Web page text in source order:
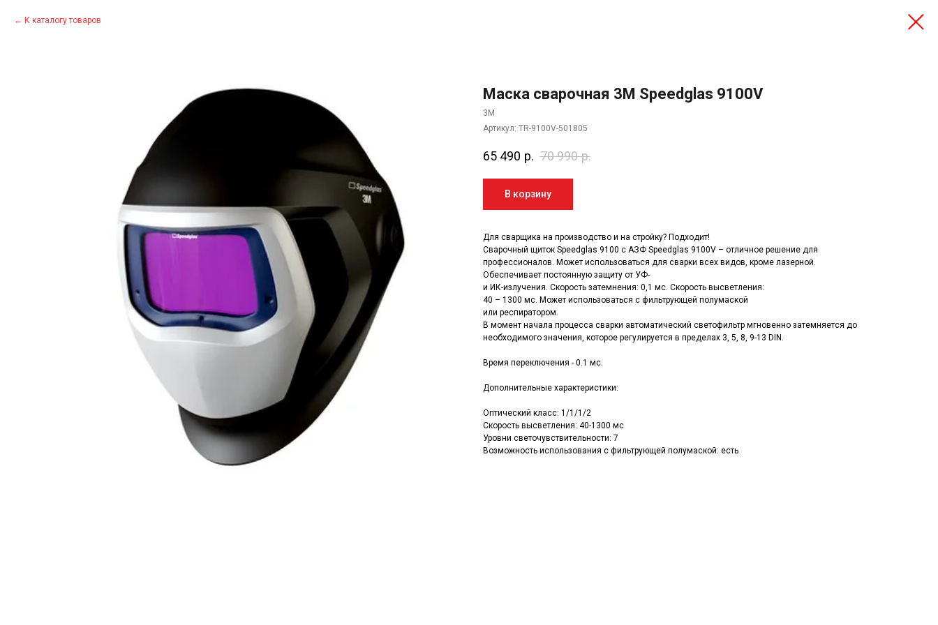
К каталогу товаров
Маска сварочная 3M Speedglas 9100V
3M
Артикул: TR-9100V-501805
65 490 р. 70 990 р.
В корзину
Для сварщика на производство и на стройку? Подходит!
Сварочный щиток Speedglas 9100 с АЗФ Speedglas 9100V – отличное решение для
профессионалов. Может использоваться для сварки всех видов, кроме лазерной.
Обеспечивает постоянную защиту от УФ-
и ИК-излучения. Скорость затемнения: 0,1 мс. Скорость высветления:
40 – 1300 мс. Может использоваться с фильтрующей полумаской
или респиратором.
В момент начала процесса сварки автоматический светофильтр мгновенно затемняется до
необходимого значения, которое регулируется в пределах 3, 5, 8, 9-13 DIN.
Время переключения - 0.1 мс.
Дополнительные характеристики:
Оптический класс: 1/1/1/2
Скорость высветления: 40-1300 мс
Уровни светочувствительности: 7
Возможность использования с фильтрующей полумаской: есть